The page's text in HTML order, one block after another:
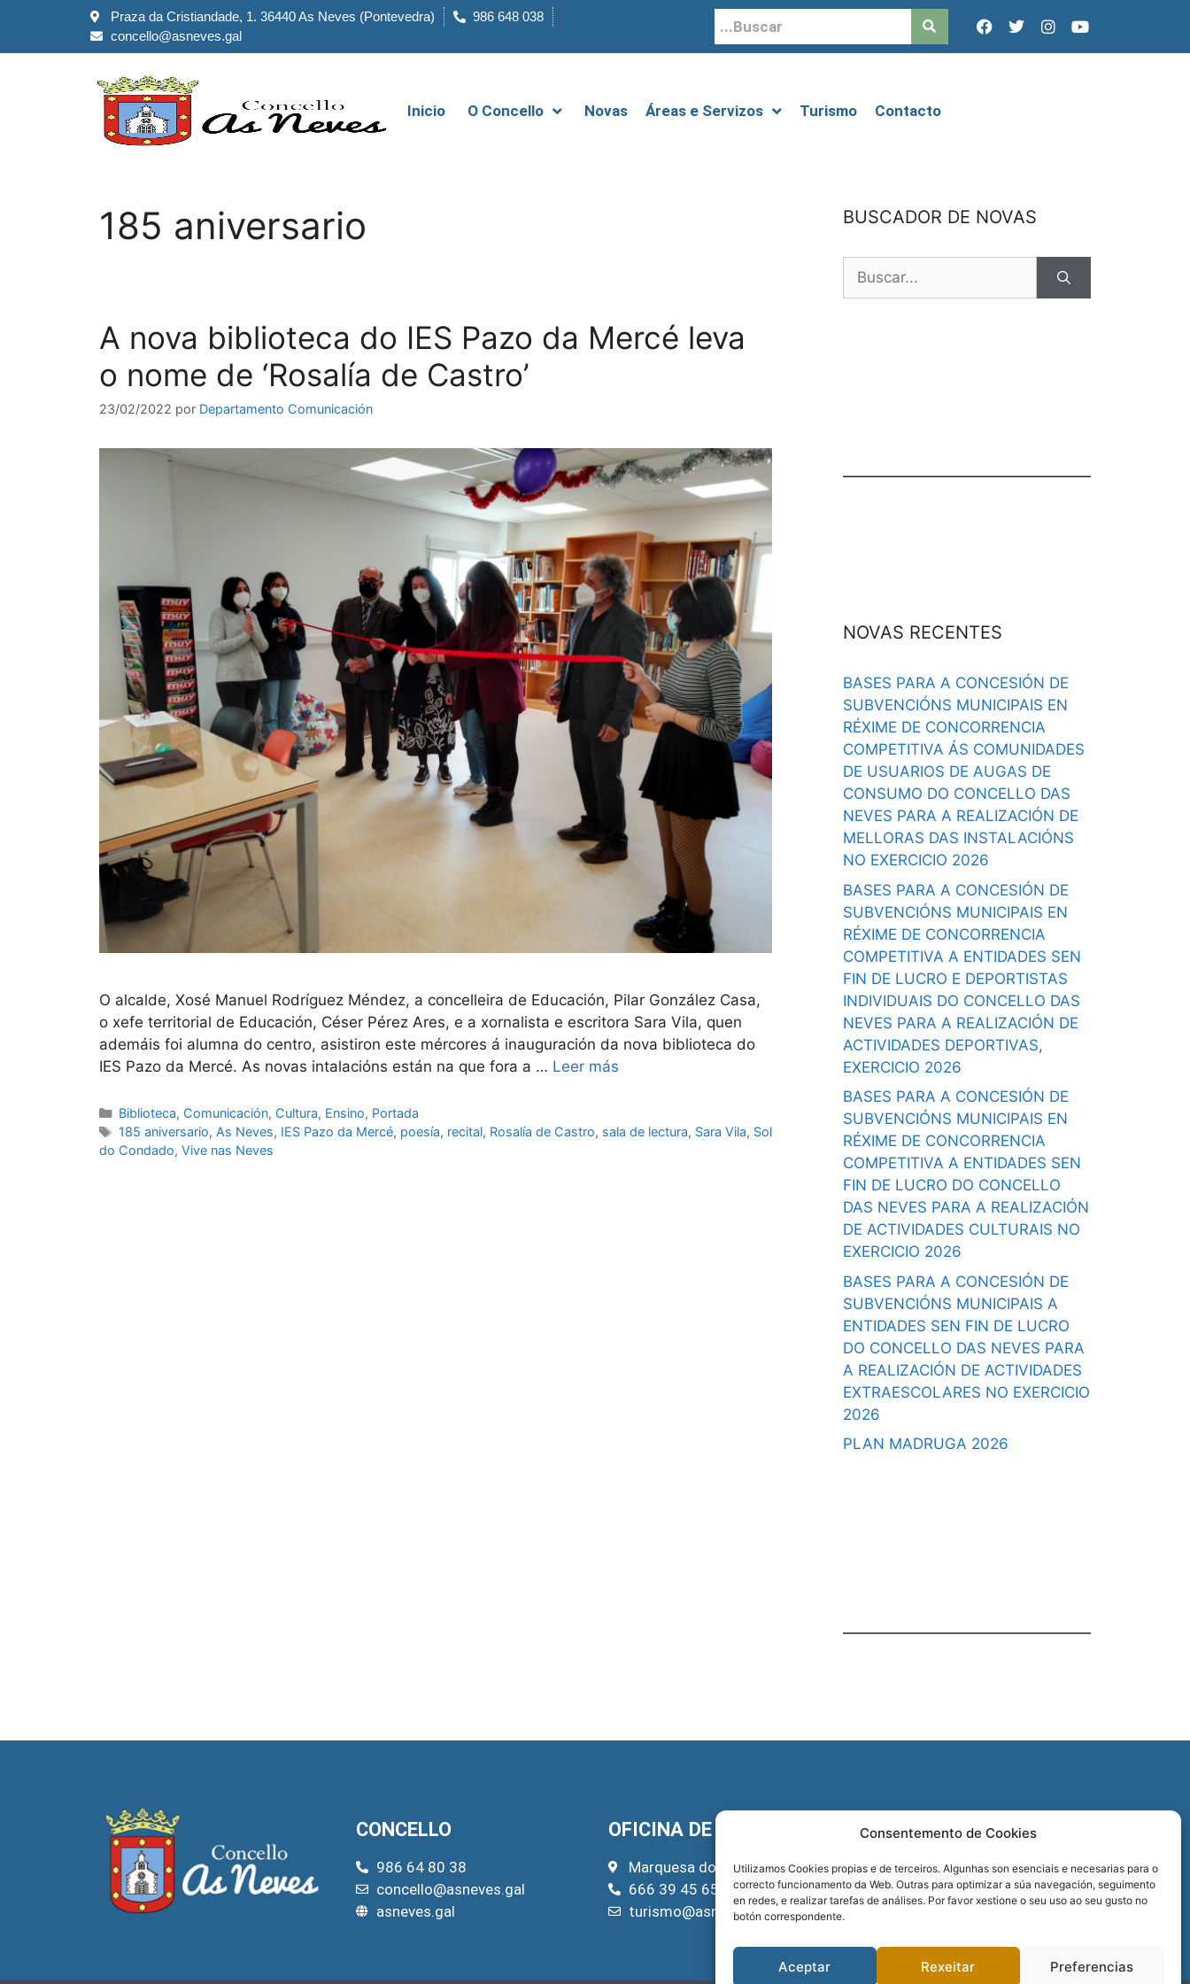
Consentemento de Cookies
Utilizamos Cookies propias e de terceiros. Algunhas son esenciais e necesarias para o
correcto funcionamento da Web. Outras para optimizar a súa navegación, seguimento
en redes, e realizar tarefas de análises. Por favor xestione o seu uso ao seu gusto no
botón correspondente.
Aceptar Rexeitar Preferencias
Praza da Cristiandade, 1. 36440 As Neves (Pontevedra)
986 648 038
concello@asneves.gal
Inicio O Concello Novas Áreas e Servizos Turismo Contacto
185 aniversario
A nova biblioteca do IES Pazo da Mercé leva
o nome de ‘Rosalía de Castro’
23/02/2022 por Departamento Comunicación
O alcalde, Xosé Manuel Rodríguez Méndez, a concelleira de Educación, Pilar González Casa,
o xefe territorial de Educación, Céser Pérez Ares, e a xornalista e escritora Sara Vila, quen
ademáis foi alumna do centro, asistiron este mércores á inauguración da nova biblioteca do
IES Pazo da Mercé. As novas intalacións están na que fora a … Leer más
Biblioteca, Comunicación, Cultura, Ensino, Portada
185 aniversario, As Neves, IES Pazo da Mercé, poesía, recital, Rosalía de Castro, sala de lectura, Sara Vila, Sol
do Condado, Vive nas Neves
BUSCADOR DE NOVAS
NOVAS RECENTES
BASES PARA A CONCESIÓN DE
SUBVENCIÓNS MUNICIPAIS EN
RÉXIME DE CONCORRENCIA
COMPETITIVA ÁS COMUNIDADES
DE USUARIOS DE AUGAS DE
CONSUMO DO CONCELLO DAS
NEVES PARA A REALIZACIÓN DE
MELLORAS DAS INSTALACIÓNS
NO EXERCICIO 2026
BASES PARA A CONCESIÓN DE
SUBVENCIÓNS MUNICIPAIS EN
RÉXIME DE CONCORRENCIA
COMPETITIVA A ENTIDADES SEN
FIN DE LUCRO E DEPORTISTAS
INDIVIDUAIS DO CONCELLO DAS
NEVES PARA A REALIZACIÓN DE
ACTIVIDADES DEPORTIVAS,
EXERCICIO 2026
BASES PARA A CONCESIÓN DE
SUBVENCIÓNS MUNICIPAIS EN
RÉXIME DE CONCORRENCIA
COMPETITIVA A ENTIDADES SEN
FIN DE LUCRO DO CONCELLO
DAS NEVES PARA A REALIZACIÓN
DE ACTIVIDADES CULTURAIS NO
EXERCICIO 2026
BASES PARA A CONCESIÓN DE
SUBVENCIÓNS MUNICIPAIS A
ENTIDADES SEN FIN DE LUCRO
DO CONCELLO DAS NEVES PARA
A REALIZACIÓN DE ACTIVIDADES
EXTRAESCOLARES NO EXERCICIO
2026
PLAN MADRUGA 2026
CONCELLO
986 64 80 38
concello@asneves.gal
asneves.gal
OFICINA DE TURISMO
Marquesa do Pazo, 22
666 39 45 65
turismo@asneves.gal
REDES SOCIAIS